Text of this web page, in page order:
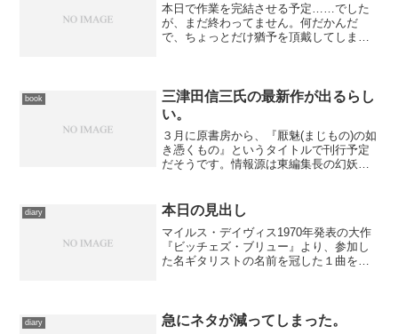
本日で作業を完結させる予定……でした
が、まだ終わってません。何だかんだ
で、ちょっとだけ猶予を頂戴してしま
です。でも昨晩は５時半まで起き...
book
三津田信三氏の最新作が出るらし
い。
３月に原書房から、『厭魅(まじもの)の如
き憑くもの』というタイトルで刊行予定
だそうです。情報源は東編集長の幻妖ブ
したら無茶苦茶嬉しいぞ。３月には他に
も某お知り合いの新刊...
diary 本日の見出し
マイルス・デイヴィス1970年発表の大作
『ビッチェズ・ブリュー』より、参加し
た名ギタリストの名前を冠した１曲を。
diary 急にネタが減ってしまった。